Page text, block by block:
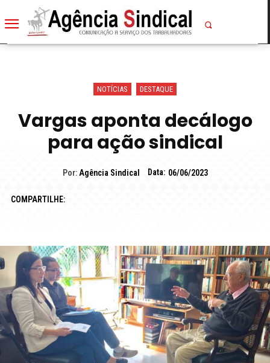
NOTÍCIAS DESTAQUE
Vargas aponta decálogo
para ação sindical
Por: Agência Sindical Data: 06/06/2023
COMPARTILHE: